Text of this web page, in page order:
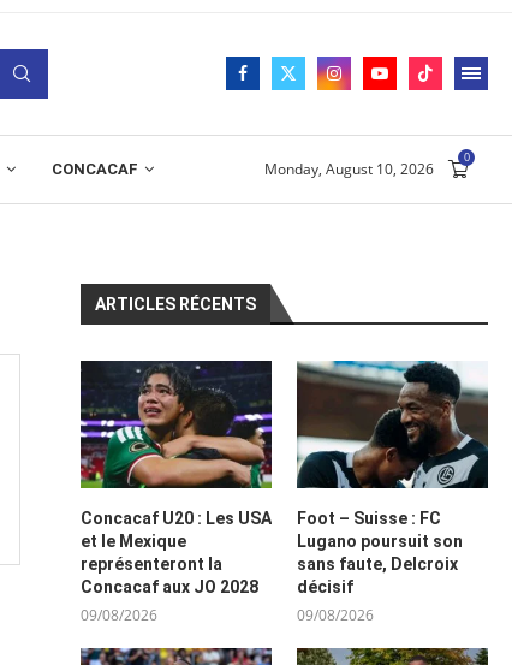
CONCACAF Monday, August 10, 2026
0
ARTICLES RÉCENTS
Concacaf U20 : Les USA
et le Mexique
représenteront la
Concacaf aux JO 2028
09/08/2026
Foot – Suisse : FC
Lugano poursuit son
sans faute, Delcroix
décisif
09/08/2026